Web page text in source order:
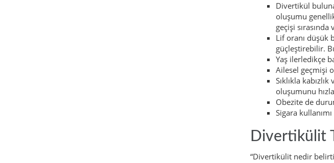
Divertikül
oluşumu
geçişi
Lif oranı düşük
güçleştirebilir.
Yaş ilerledikçe
Ailesel geçmişi
Sıklıkla
oluşumunu
Obezite de
Sigara
Divertikülit
“Divertikülit nedir